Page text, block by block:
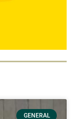
GENERAL